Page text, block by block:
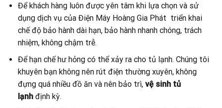
Để khách hàng luôn được yên tâm khi lựa chọn và sử
dụng dịch vụ của Điện Máy Hoàng Gia Phát triển khai
chế độ bảo hành dài hạn, bảo hành nhanh chóng, trách
nhiệm, không chậm trễ.
Để hạn chế hư hỏng có thể xảy ra cho tủ lạnh. Chúng tôi
khuyên bạn không nên rút điện thường xuyên, không
đựng quá nhiều đồ ăn và nên bảo trì, vệ sinh tủ
lạnhđịnh kỳ.